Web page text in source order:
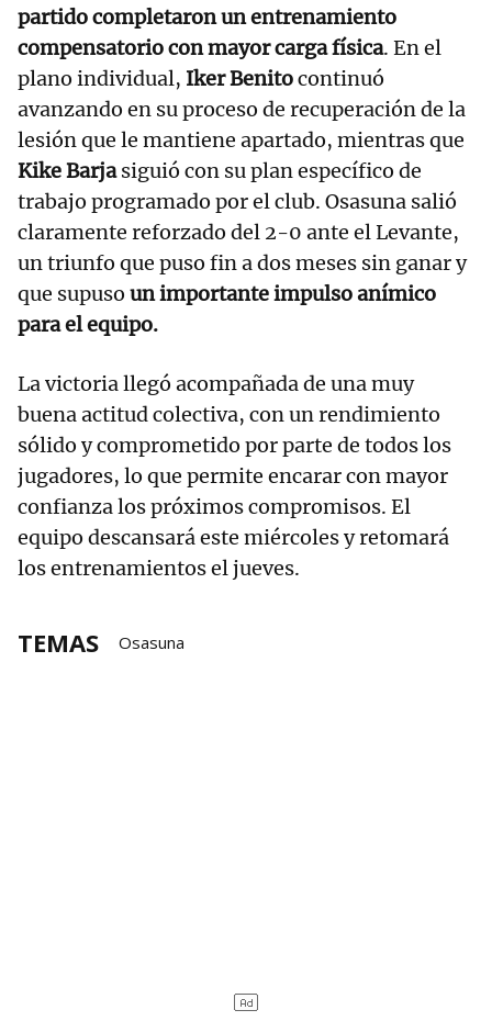
partido completaron un entrenamiento
compensatorio con mayor carga física. En el
plano individual, Iker Benitocontinuó
avanzando en su proceso de recuperación de la
lesión que le mantiene apartado, mientras que
Kike Barjasiguió con su plan específico de
trabajo programado por el club. Osasuna salió
claramente reforzado del 2-0 ante el Levante,
un triunfo que puso fin a dos meses sin ganar y
que supuso un importante impulso anímico
para el equipo.
La victoria llegó acompañada de una muy
buena actitud colectiva, con un rendimiento
sólido y comprometido por parte de todos los
jugadores, lo que permite encarar con mayor
confianza los próximos compromisos. El
equipo descansará este miércoles y retomará
los entrenamientos el jueves.
TEMAS Osasuna